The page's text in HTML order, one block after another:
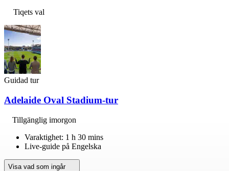
Tiqets val
Guidad tur
Adelaide Oval Stadium-tur
Tillgänglig imorgon
Varaktighet: 1 h 30 mins
Live-guide på Engelska
Visa vad som ingår